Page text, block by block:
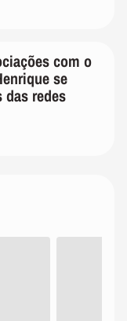
com o
se
das redes